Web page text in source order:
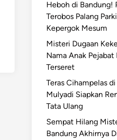
Heboh di Bandung!
Terobos Palang
Kepergok Mesum
Misteri Dugaan
Nama Anak
Terseret
Teras Cihampelas
Mulyadi Siapkan
Tata Ulang
Sempat Hilang
Bandung Akhirnya